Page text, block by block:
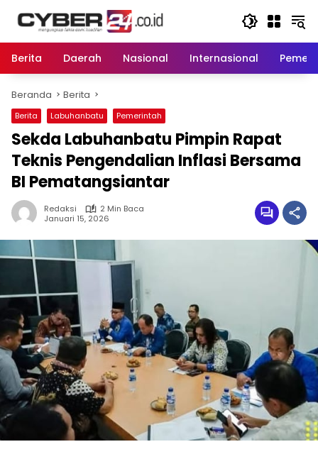
Berita
Daerah Nasional Internasional
Beranda Berita
Berita Labuhanbatu Pemerintah
Sekda Labuhanbatu Pimpin Rapat
Teknis Pengendalian Inflasi Bersama
BI Pematangsiantar
Redaksi
2 Min Baca
Januari 15, 2026